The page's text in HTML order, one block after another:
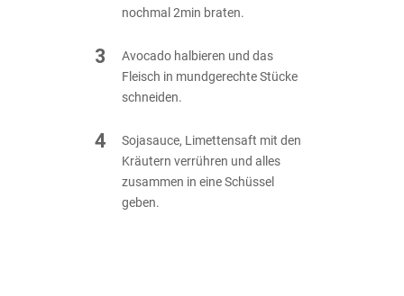
nochmal 2min braten.
3
Avocado halbieren und das
Fleisch in mundgerechte Stücke
schneiden.
4
Sojasauce, Limettensaft mit den
Kräutern verrühren und alles
zusammen in eine Schüssel
geben.